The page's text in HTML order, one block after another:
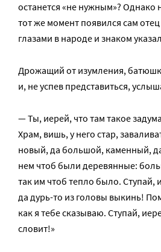
останется «не нужным»? Однако
тот же момент появился сам
глазами в народе и знаком
Дрожащий от изумления,
и, не успев представиться,
— Ты, иерей, что там та­кое
Храм, вишь, у него стар,
но­вый, да боль­шой, ка­мен­ный,
нем чтоб бы­ли де­ре­вян­ные:
так им чтоб теп­ло бы­ло. Сту­пай,
да дурь-то из го­ло­вы вы­кинь!
как я те­бе ска­зы­ваю. Сту­пай,
сло­вит!»